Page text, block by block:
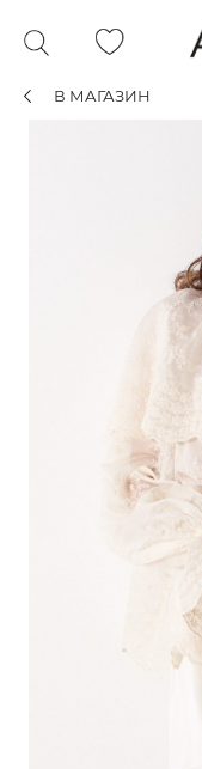
В МАГАЗИН